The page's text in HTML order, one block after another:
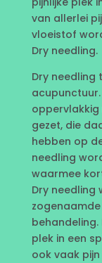
van allerlei
vloeistof
Dry needling.
Dry needling
gezet, die
hebben op
needling
waarmee
Dry needling
zogenaamde
behandeling.
plek in een
ook vaak